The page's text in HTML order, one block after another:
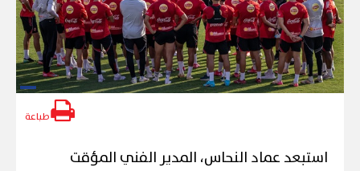
طباعة
استبعد عماد النحاس، المدير الفني المؤقت